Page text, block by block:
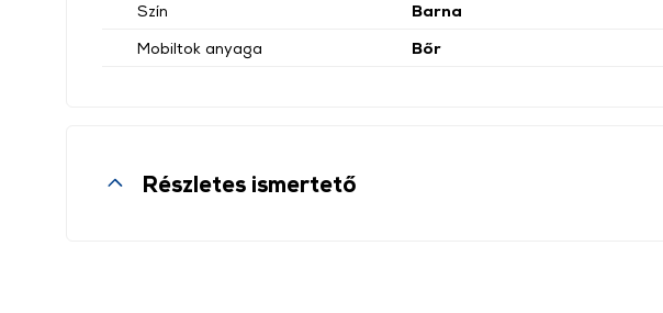
Szín
Barna
Mobiltok anyaga
Bőr
Részletes ismertető